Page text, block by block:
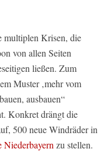
multiplen Krisen, die
von allen Seiten
ließen. Zum
Muster ‚mehr vom
ausbauen“
Konkret drängt die
500 neue Windräder in
zu stellen.